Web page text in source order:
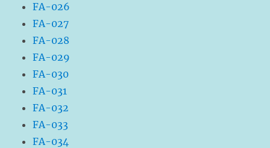
FA-026
FA-027
FA-028
FA-029
FA-030
FA-031
FA-032
FA-033
FA-034